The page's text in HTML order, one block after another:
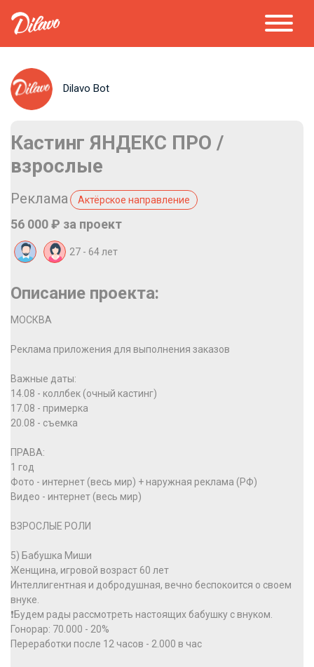
Dilavo Bot
Кастинг ЯНДЕКС ПРО /
взрослые
Реклама Актёрское направление
56 000 ₽ за проект
27 - 64 лет
Описание проекта:
МОСКВА
Реклама приложения для выполнения заказов
Важные даты:
14.08 - коллбек (очный кастинг)
17.08 - примерка
20.08 - съемка
ПРАВА:
1 год
Фото - интернет (весь мир) + наружная реклама (РФ)
Видео - интернет (весь мир)
ВЗРОСЛЫЕ РОЛИ
5) Бабушка Миши
Женщина, игровой возраст 60 лет
Интеллигентная и добродушная, вечно беспокоится о своем
внуке.
❗️Будем рады рассмотреть настоящих бабушку с внуком.
Гонорар: 70.000 - 20%
Переработки после 12 часов - 2.000 в час